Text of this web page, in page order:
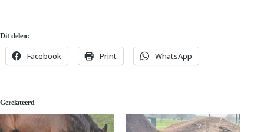
Dit delen:
Facebook Print WhatsApp
Gerelateerd